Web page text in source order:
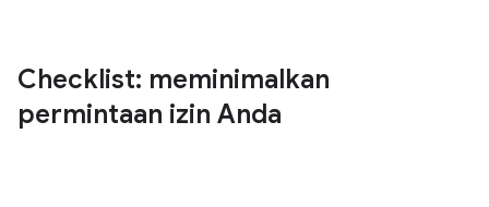
Checklist: meminimalkan
permintaan izin Anda